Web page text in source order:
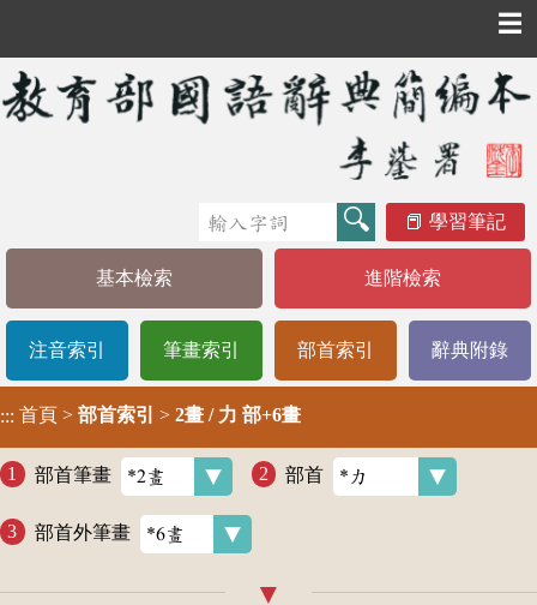
☰
學習筆記
基本檢索 進階檢索
注音索引 筆畫索引 部首索引 辭典附錄
::: 首頁 > 部首索引 > 2畫 / 力 部+6畫
部首筆畫 部首
部首外筆畫